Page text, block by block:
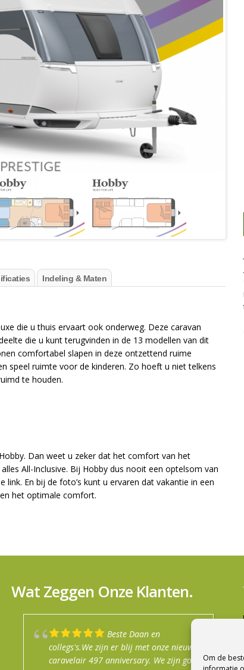
Om de
Indeling & Maten
die u thuis ervaart ook onderweg. Deze caravan
die u kunt terugvinden in de 13 modellen van dit
comfortabel slapen in deze ontzettend ruime
speel ruimte voor de kinderen. Zo hoeft u niet telkens
te houden.
Dan weet u zeker dat het comfort van het
All-Inclusive. Bij Hobby dus nooit een optelsom van
En bij de foto’s kunt u ervaren dat vakantie in een
het optimale comfort.
Wat Zeggen Onze Klanten.
Beste Daan en
collegs's.We zijn er blij met onze nieuwe
caravelair 497 anniversary. We zijn goed
Mijn jaren ervaring met
dit bedrijf is altijd goed geweest. Je
wordt altijd goed geholpen. Er heerst
Goede info gekregen
prima uitleg. Afspraken nagekomen
Top service in de winkel.
Na een fijn en
enthousiast verkoopgesprek zijn wij de
trotse eigenaar geworden van een